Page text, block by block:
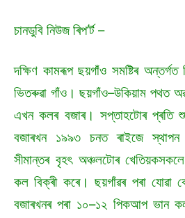
চানডুবি নিউজ ৰিপ’ৰ্ট –
দক্ষিণ কামৰূপ ছয়গাঁও সমষ্টিৰ অন্তৰ্গত
ভিতৰুৱা গাঁও। ছয়গাঁও–উকিয়াম পথত
এখন কলৰ বজাৰ। সপ্তাহটোৰ প্ৰতি
বজাৰখন ১৯৯৩ চনত ৰাইজে স্থাপন
সীমান্তৰ বৃহৎ অঞ্চলটোৰ
কল বিক্ৰী কৰে। ছয়গাঁৱৰ পৰা যোৱা
বজাৰখনৰ পৰা ১০–১২ পিকআপ ভান